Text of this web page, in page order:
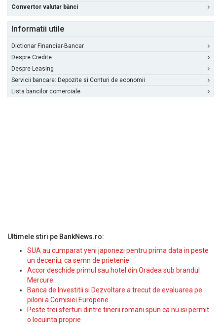
Convertor valutar bănci
Informatii utile
Dictionar Financiar-Bancar
Despre Credite
Despre Leasing
Servicii bancare: Depozite si Conturi de economii
Lista bancilor comerciale
Ultimele stiri pe BankNews.ro:
SUA au cumparat yeni japonezi pentru prima data in peste
un deceniu, ca semn de prietenie
Accor deschide primul sau hotel din Oradea sub brandul
Mercure
Banca de Investitii si Dezvoltare a trecut de evaluarea pe
piloni a Comisiei Europene
Peste trei sferturi dintre tinerii romani spun ca nu isi permit
o locuinta proprie